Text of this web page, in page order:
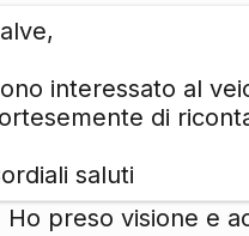
Ho preso visione e